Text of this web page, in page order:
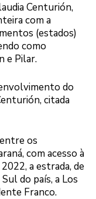
Centurión,
com a
(estados)
como
e Pilar.
do
citada
os
com acesso à
a estrada, de
do país, a Los
Franco.